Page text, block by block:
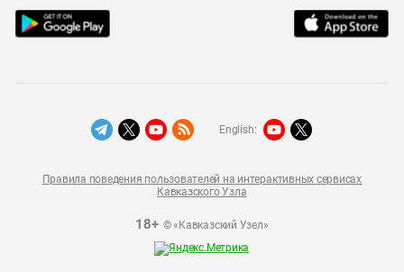
18+© «Кавказский Узел»
Правила поведения пользователей на интерактивных сервисах
Кавказского Узла
English: